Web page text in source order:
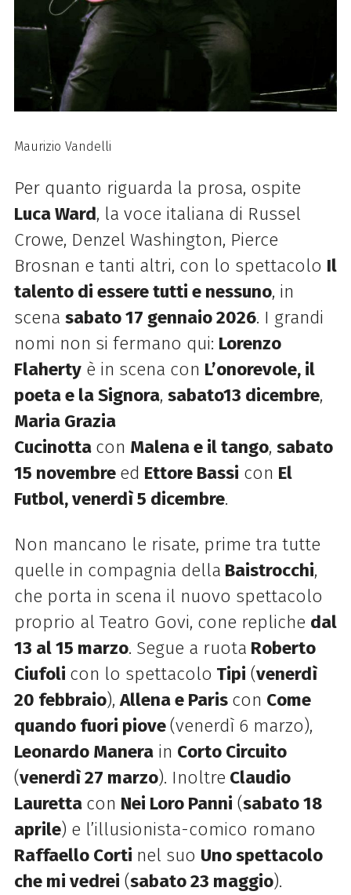
Maurizio Vandelli
Per quanto riguarda la prosa, ospite
Luca Ward, la voce italiana di Russel
Crowe, Denzel Washington, Pierce
Brosnan e tanti altri, con lo spettacolo Il
talento di essere tutti e nessuno, in
scena sabato 17 gennaio 2026. I grandi
nomi non si fermano qui: Lorenzo
Flahertyè in scena con L’onorevole, il
poeta e la Signora, sabato13 dicembre,
Maria Grazia
Cucinotta con Malena e il tango, sabato
15 novembre ed Ettore Bassi con El
Futbol, venerdì 5 dicembre.
Non mancano le risate, prime tra tutte
quelle in compagnia della Baistrocchi,
che porta in scena il nuovo spettacolo
proprio al Teatro Govi, cone repliche dal
13 al 15 marzo. Segue a ruota Roberto
Ciufoli con lo spettacolo Tipi (venerdì
20 febbraio),Allena e Paris con Come
quando fuori piove(venerdì 6 marzo),
Leonardo Manerain Corto Circuito
(venerdì 27 marzo). Inoltre Claudio
Lauretta con Nei Loro Panni (sabato 18
aprile) e l’illusionista-comico romano
Raffaello Corti nel suo Uno spettacolo
che mi vedrei (sabato 23 maggio).